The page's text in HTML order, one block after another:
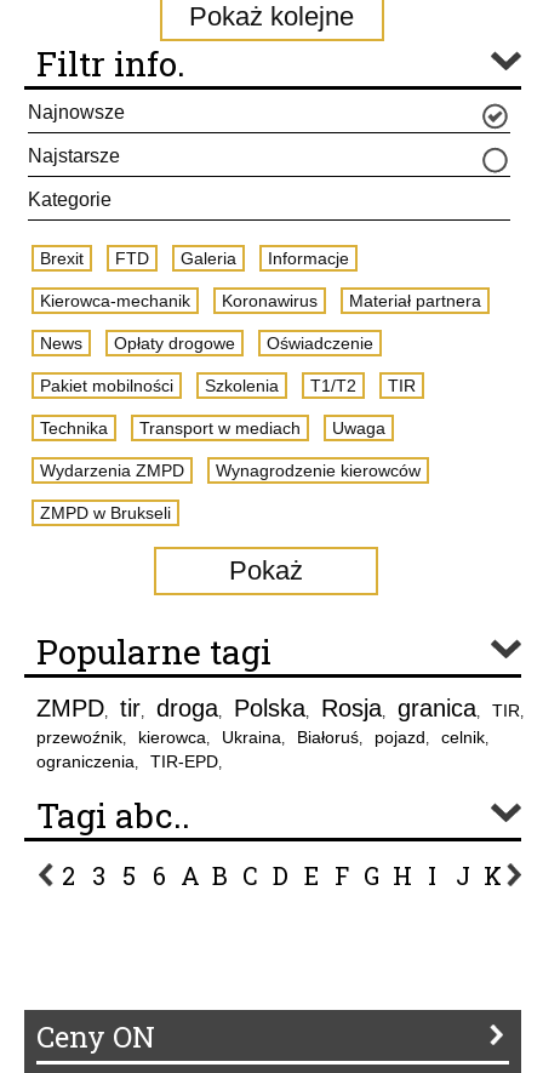
Pokaż kolejne
Filtr info.
Najnowsze
Najstarsze
Kategorie
Brexit FTD Galeria Informacje
Kierowca-mechanik Koronawirus Materiał partnera
News Opłaty drogowe Oświadczenie
Pakiet mobilności Szkolenia T1/T2 TIR
Technika Transport w mediach Uwaga
Wydarzenia ZMPD Wynagrodzenie kierowców
ZMPD w Brukseli
Pokaż
Popularne tagi
ZMPD, tir, droga, Polska, Rosja, granica, TIR,
przewoźnik, kierowca, Ukraina, Białoruś, pojazd, celnik,
ograniczenia, TIR-EPD,
Tagi abc..
2 3 5 6 A B C D E F G H I J K L
Ceny ON